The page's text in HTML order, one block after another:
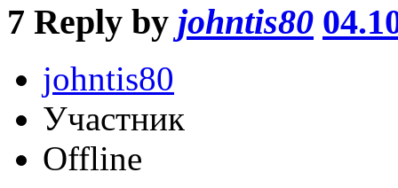
7 Reply by johntis80
johntis80
Участник
Offline